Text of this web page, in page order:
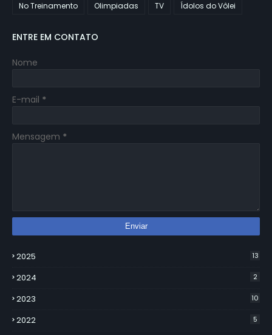
No Treinamento
Olimpiadas TV Ídolos do Vôlei
ENTRE EM CONTATO
Nome
E-mail *
Mensagem *
2025 13
2024 2
2023 10
2022 5